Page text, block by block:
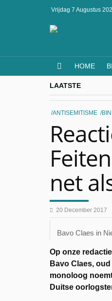
Vrijdag 7 Augustus
HOME
LAATSTE
ANTISEMITISME
net
20 December 2017
Bavo Claes in
Op onze
Bavo Claes,
monoloog
Duitse